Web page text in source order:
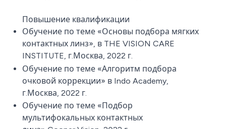
Повышение квалификации
Обучение по теме «Основы подбора мягких
контактных линз», в THE VISION CARE
INSTITUTE, г.Москва, 2022 г.
Обучение по теме «Алгоритм подбора
очковой коррекции» в Indo Academy,
г.Москва, 2022 г.
Обучение по теме «Подбор
мультифокальных контактных